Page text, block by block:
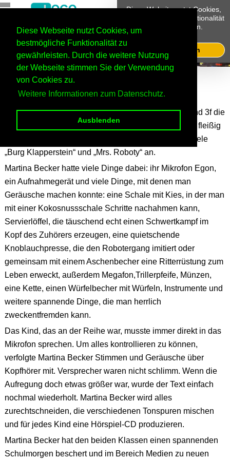
Diese Webseite nutzt Cookies, um
bestmögliche Funktionalität zu
gewährleisten. Durch die weitere Nutzung
der Webseite stimmen Sie der Verwendung
von Cookies zu.
Weitere Informationen zum Datenschutz.
Ausblenden
Home
Standort Welldorf
Schulleben am Standort Welldorf
2020/21
Zur Vorbereitung hatten die Kinder der Klassen 3e und 3f die
Hörspielskripte erhalten und ihre Sprechrollen schon fleißig
geübt. Nun standen die Tonaufnahmen für die Hörspiele
„Burg Klapperstein“ und „Mrs. Roboty“ an.
Martina Becker hatte viele Dinge dabei: ihr Mikrofon Egon,
ein Aufnahmegerät und viele Dinge, mit denen man
Geräusche machen konnte: eine Schale mit Kies, in der man
mit einer Kokosnussschale Schritte nachahmen kann,
Servierlöffel, die täuschend echt einen Schwertkampf im
Kopf des Zuhörers erzeugen, eine quietschende
Knoblauchpresse, die den Robotergang imitiert oder
gemeinsam mit einem Aschenbecher eine Ritterrüstung zum
Leben erweckt, außerdem Megafon,Trillerpfeife, Münzen,
eine Kette, einen Würfelbecher mit Würfeln, Instrumente und
weitere spannende Dinge, die man herrlich
zweckentfremden kann.
Das Kind, das an der Reihe war, musste immer direkt in das
Mikrofon sprechen. Um alles kontrollieren zu können,
verfolgte Martina Becker Stimmen und Geräusche über
Kopfhörer mit. Versprecher waren nicht schlimm. Wenn die
Aufregung doch etwas größer war, wurde der Text einfach
nochmal wiederholt. Martina Becker wird alles
zurechtschneiden, die verschiedenen Tonspuren mischen
und für jedes Kind eine Hörspiel-CD produzieren.
Martina Becker hat den beiden Klassen einen spannenden
Schulmorgen beschert und im Bereich Medien zu neuen
Diese Website nutzt Cookies,
um bestmögliche Funktionalität
bieten zu können.
Ok, verstanden